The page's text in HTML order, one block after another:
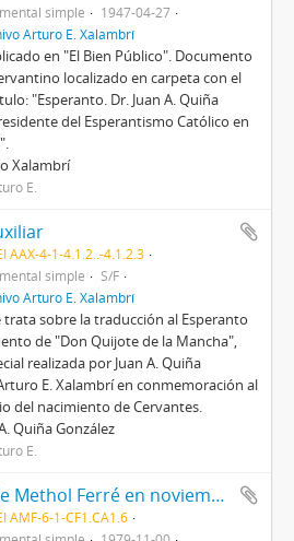
simple
1947-04-27
Arturo E. Xalambrí
en "El Bien Público". Documento
localizado en carpeta con el
"Esperanto. Dr. Juan A. Quiña
del Esperantismo Católico en
Xalambrí
E.
AAX-4-1-4.1.2..-4.1.2.3
simple
S/F
Arturo E. Xalambrí
sobre la traducción al Esperanto
de "Don Quijote de la Mancha",
realizada por Juan A. Quiña
E. Xalambrí en conmemoración al
del nacimiento de Cervantes.
Quiña González
E.
Retrato de Methol Ferré en noviembre de 1979
AMF-6-1-CF1.CA1.6